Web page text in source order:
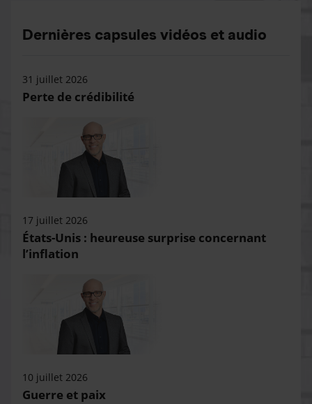
Dernières capsules vidéos et audio
31 juillet 2026
Perte de crédibilité
17 juillet 2026
États-Unis : heureuse surprise concernant
l’inflation
10 juillet 2026
Guerre et paix